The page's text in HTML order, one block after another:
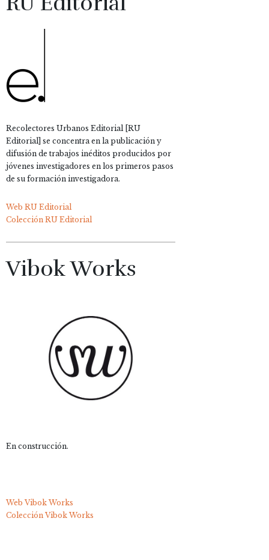
Recolectores Urbanos Editorial [RU
Editorial] se concentra en la publicación y
difusión de trabajos inéditos producidos por
jóvenes investigadores en los primeros pasos
de su formación investigadora.
Web RU Editorial
Colección RU Editorial
Vibok Works
En construcción.
Web Vibok Works
Colección Vibok Works